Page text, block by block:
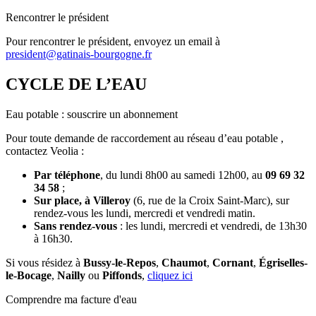
Rencontrer le président
Pour rencontrer le président, envoyez un email à
president@gatinais-bourgogne.fr
CYCLE DE L’EAU
Eau potable : souscrire un abonnement
Pour toute demande de raccordement au réseau d’eau potable ,
contactez Veolia :
Par téléphone, du lundi 8h00 au samedi 12h00, au 09 69 32
34 58 ;
Sur place, à Villeroy (6, rue de la Croix Saint-Marc), sur
rendez-vous les lundi, mercredi et vendredi matin.
Sans rendez-vous : les lundi, mercredi et vendredi, de 13h30
à 16h30.
Si vous résidez à Bussy-le-Repos, Chaumot, Cornant, Égriselles-
le-Bocage, Nailly ou Piffonds, cliquez ici
Comprendre ma facture d'eau